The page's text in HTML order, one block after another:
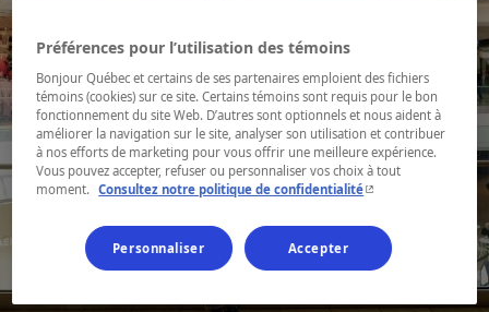
Préférences pour l’utilisation des témoins
Bonjour Québec et certains de ses partenaires emploient des fichiers
témoins (cookies) sur ce site. Certains témoins sont requis pour le bon
fonctionnement du site Web. D’autres sont optionnels et nous aident à
améliorer la navigation sur le site, analyser son utilisation et contribuer
à nos efforts de marketing pour vous offrir une meilleure expérience.
Vous pouvez accepter, refuser ou personnaliser vos choix à tout
moment. Consultez notre politique de confidentialité- Cet hyperlien
Personnaliser Accepter